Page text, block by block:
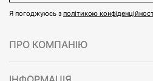
Я погоджуюсь з політикою
ПРО КОМПАНІЮ